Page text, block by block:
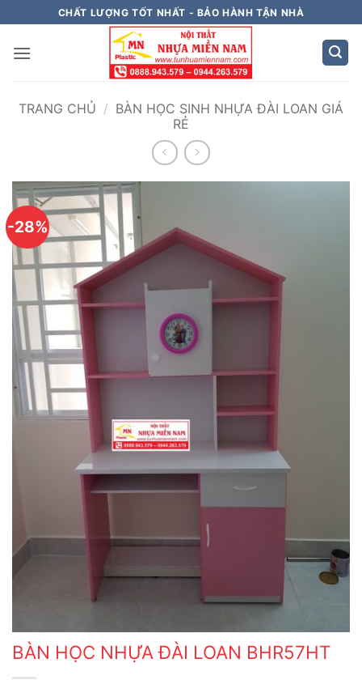
qua
nội
CHẤT LƯỢNG TỐT NHẤT - BẢO HÀNH TẬN NHÀ
TRANG CHỦ / BÀN HỌC SINH NHỰA ĐÀI LOAN GIÁ
RẺ
-28%
BÀN HỌC NHỰA ĐÀI LOAN BHR57HT